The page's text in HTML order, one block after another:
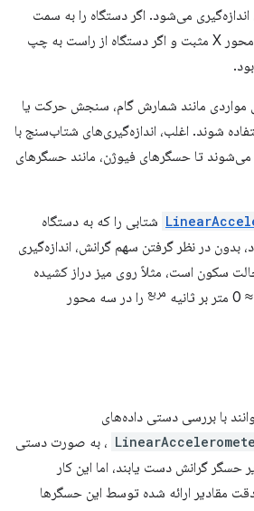
می‌شود. اگر دستگاه را به سمت
راست هل دهید، شتاب در محور X مثبت و اگر دستگاه از راست به چپ
مواردی مانند شمارش گام، سنجش حرکت یا
شوند. اغلب، اندازه‌گیری‌های شتاب‌سنج با
می‌شوند تا حسگرهای فیوژن، مانند حسگرهای
شتابی را که به دستگاه
بدون در نظر گرفتن سهم گرانش، اندازه‌گیری
سکون است، مثلاً روی میز دراز کشیده
مربع را در سه محور
با بررسی دستی داده‌های
، به صورت دستی
حسگر گرانش دست یابند، اما این کار
مقادیر ارائه شده توسط این حسگرها